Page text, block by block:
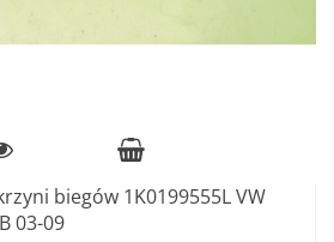
biegów 1K0199555L VW
03-09